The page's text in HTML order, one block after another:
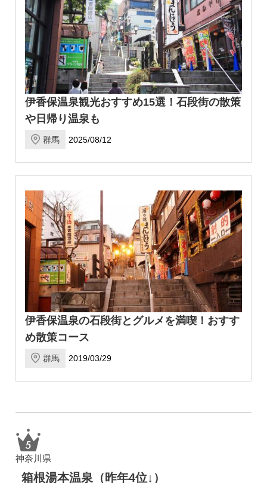
伊香保温泉観光おすすめ15選！石段街の散策
や日帰り温泉も
群馬 2025/08/12
伊香保温泉の石段街とグルメを満喫！おすす
め散策コース
群馬 2019/03/29
神奈川県
箱根湯本温泉（昨年4位↓）